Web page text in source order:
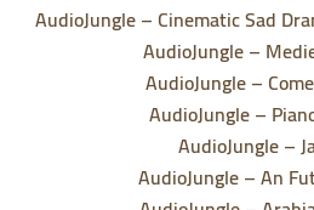
AudioJungle – Cinematic Sad
AudioJungle –
AudioJungle –
AudioJungle –
AudioJungle –
AudioJungle – An